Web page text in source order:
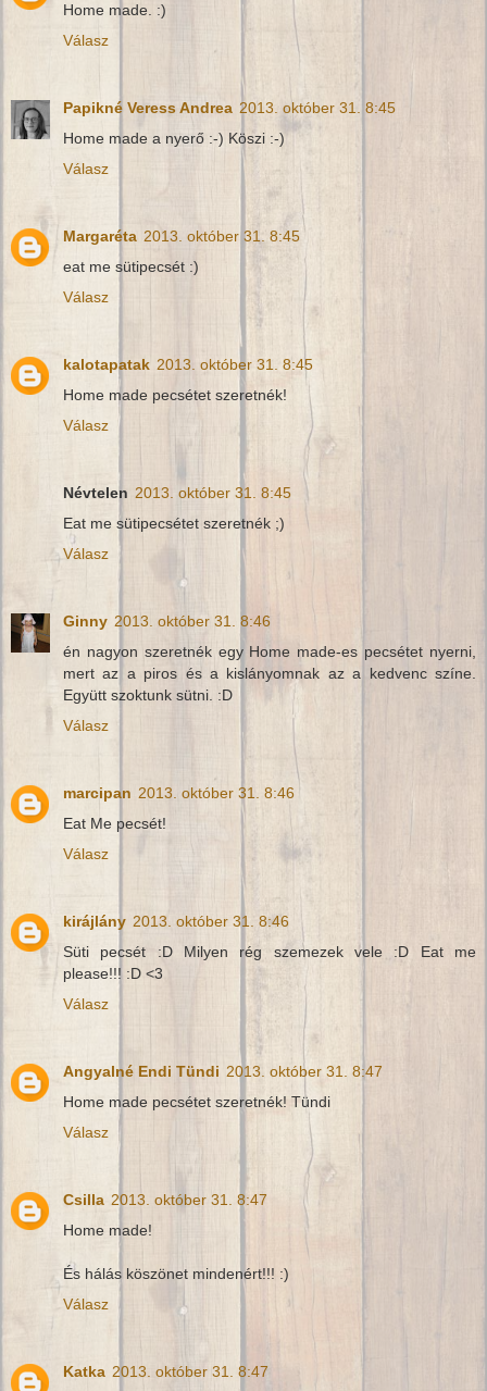
Home made. :)
Válasz
Papikné Veress Andrea 2013. október 31. 8:45
Home made a nyerő :-) Köszi :-)
Válasz
Margaréta 2013. október 31. 8:45
eat me sütipecsét :)
Válasz
kalotapatak 2013. október 31. 8:45
Home made pecsétet szeretnék!
Válasz
Névtelen 2013. október 31. 8:45
Eat me sütipecsétet szeretnék ;)
Válasz
Ginny 2013. október 31. 8:46
én nagyon szeretnék egy Home made-es pecsétet nyerni,
mert az a piros és a kislányomnak az a kedvenc színe.
Együtt szoktunk sütni. :D
Válasz
marcipan 2013. október 31. 8:46
Eat Me pecsét!
Válasz
kirájlány 2013. október 31. 8:46
Süti pecsét :D Milyen rég szemezek vele :D Eat me
please!!! :D <3
Válasz
Angyalné Endi Tündi 2013. október 31. 8:47
Home made pecsétet szeretnék! Tündi
Válasz
Csilla 2013. október 31. 8:47
Home made!
És hálás köszönet mindenért!!! :)
Válasz
Katka 2013. október 31. 8:47